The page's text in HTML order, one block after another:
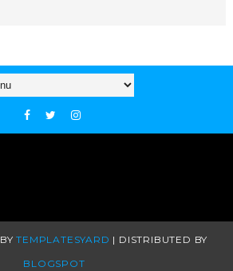
BYTEMPLATESYARD | DISTRIBUTED BY
BLOGSPOT